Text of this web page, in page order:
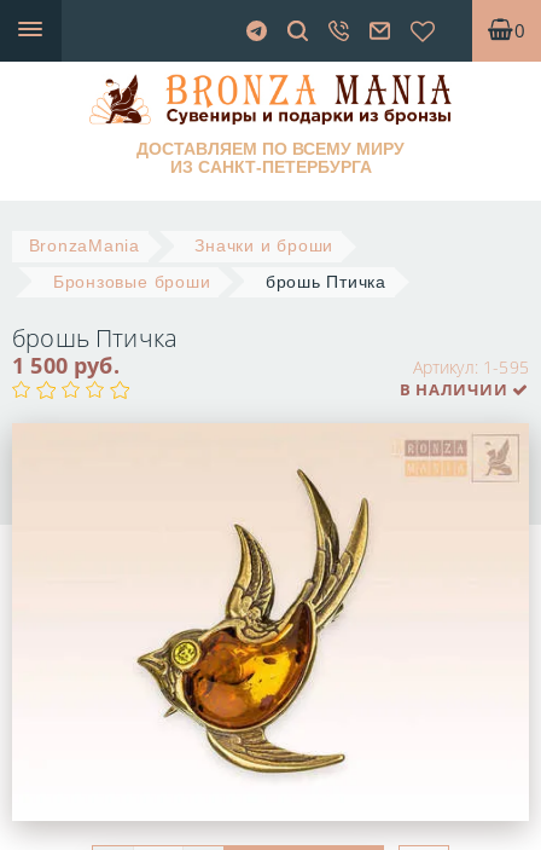
0
ДОСТАВЛЯЕМ ПО ВСЕМУ МИРУ
ИЗ САНКТ-ПЕТЕРБУРГА
BronzaMania
Значки и броши
Бронзовые броши
брошь Птичка
брошь Птичка
Артикул: 1-595
1 500 руб.
В НАЛИЧИИ